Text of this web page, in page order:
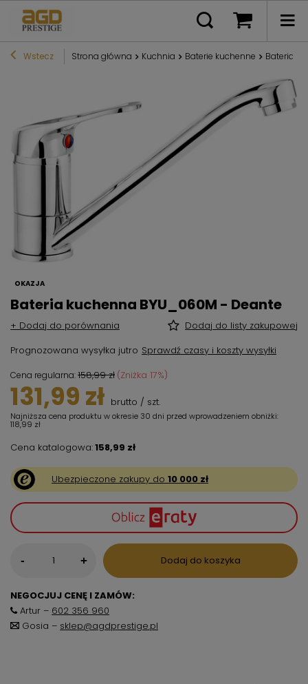
Wstecz Strona główna Kuchnia Baterie kuchenne Bateria
OKAZJA
Bateria kuchenna BYU_060M - Deante
+ Dodaj do porównania
Dodaj do listy zakupowej
Prognozowana wysyłka jutro Sprawdź czasy i koszty wysyłki
Cena regularna:158,99 zł (Zniżka 17%)
131,99 zł brutto / szt.
Najniższa cena produktu w okresie 30 dni przed wprowadzeniem obniżki:
118,99 zł
Cena katalogowa:158,99 zł
Ubezpieczone zakupy do 10 000 zł
- + Dodaj do koszyka
NEGOCJUJ CENĘ I ZAMÓW:
Artur – 602 356 960
Gosia – sklep@agdprestige.pl